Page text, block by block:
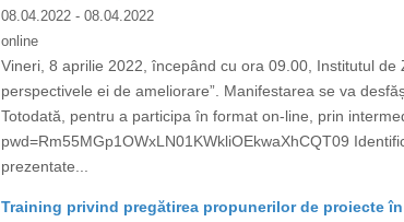
08.04.2022 - 08.04.2022
online
Vineri, 8 aprilie 2022, începând cu ora 09.00, Institutul
perspectivele ei de ameliorare”. Manifestarea se va
Totodată, pentru a participa în format on-line, prin
pwd=Rm55MGp1OWxLN01KWkliOEkwaXhCQT09
prezentate...
Training privind pregătirea propunerilor de proiecte